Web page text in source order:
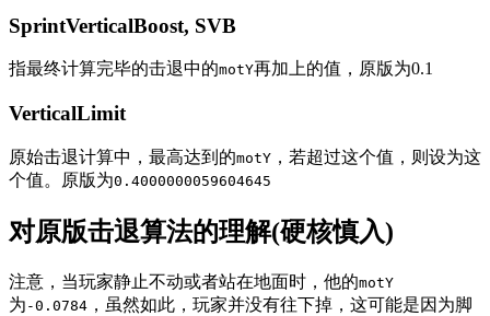
SprintVerticalBoost, SVB
指最终计算完毕的击退中的motY再加上的值，原版为0.1
VerticalLimit
原始击退计算中，最高达到的motY ，若超过这个值，则设为这
个值。原版为0.4000000059604645
对原版击退算法的理解(硬核慎入)
注意，当玩家静止不动或者站在地面时，他的motY
为 -0.0784 ，虽然如此，玩家并没有往下掉，这可能是因为脚